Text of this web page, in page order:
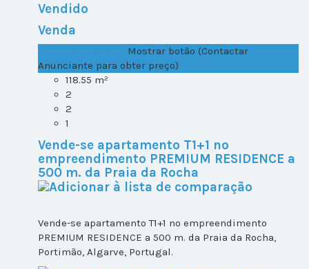
Vendido
Venda
Mostrar botão (Contactar
Anunciante para obter preço)
118.55 m²
2
2
1
Vende-se apartamento T1+1 no
empreendimento PREMIUM RESIDENCE a
500 m. da Praia da Rocha
Vende-se apartamento T1+1 no empreendimento
PREMIUM RESIDENCE a 500 m. da Praia da Rocha,
Portimão, Algarve, Portugal.